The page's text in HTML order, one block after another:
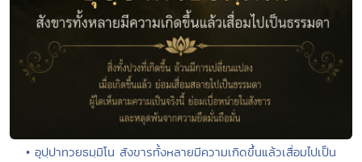
• อุปฺปาทวยธมฺมิโน สังขารทั้งหลายมีความเกิดขึ้นแล้วเสื่อมไปเป็น